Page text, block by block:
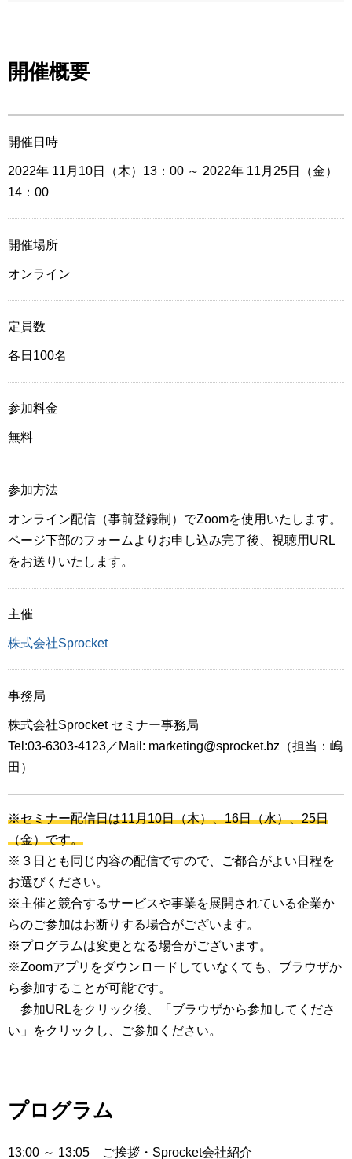
開催概要
開催日時
2022年 11月10日（木）13：00 ～ 2022年 11月25日（金）
14：00
開催場所
オンライン
定員数
各日100名
参加料金
無料
参加方法
オンライン配信（事前登録制）でZoomを使用いたします。
ページ下部のフォームよりお申し込み完了後、視聴用URL
をお送りいたします。
主催
株式会社Sprocket
事務局
株式会社Sprocket セミナー事務局
Tel:03-6303-4123／Mail: marketing@sprocket.bz（担当：嶋
田）
※セミナー配信日は11月10日（木）、16日（水）、25日
（金）です。
※３日とも同じ内容の配信ですので、ご都合がよい日程を
お選びください。
※主催と競合するサービスや事業を展開されている企業か
らのご参加はお断りする場合がございます。
※プログラムは変更となる場合がございます。
※Zoomアプリをダウンロードしていなくても、ブラウザか
ら参加することが可能です。
参加URLをクリック後、「ブラウザから参加してくださ
い」をクリックし、ご参加ください。
プログラム
13:00 ～ 13:05 ご挨拶・Sprocket会社紹介